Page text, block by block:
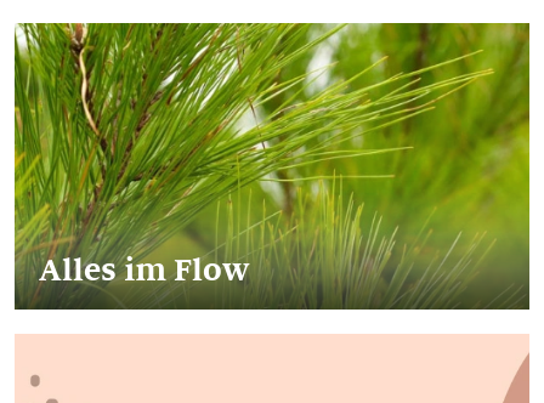
Alles im Flow